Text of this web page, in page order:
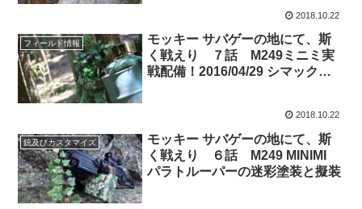
2018.10.22
フィールド情報
モッキー サバゲーの地にて、斯
く戦えり ７話 M249ミニミ実
戦配備！2016/04/29 シマックス
2018.10.22
銃及びカスタマイズ
モッキー サバゲーの地にて、斯
く戦えり ６話 M249 MINIMI
パラトルーパーの迷彩塗装と擬装